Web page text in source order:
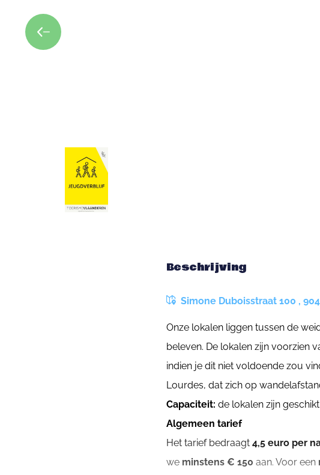
Beschrijving
Simone Duboisstraat 100 ,
Onze lokalen liggen tussen de
beleven. De lokalen zijn voorzien
indien je dit niet voldoende zou
Lourdes, dat zich op
Capaciteit: de lokalen zijn
Algemeen tarief
Het tarief bedraagt 4,5 euro per
we minstens € 150 aan. Voor een